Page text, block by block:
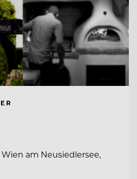
am Neusiedlersee,